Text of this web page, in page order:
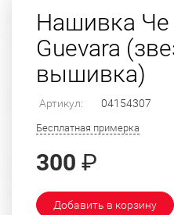
Нашивка Че
Guevara
вышивка)
Артикул: 04154307
Бесплатная примерка
300 ₽
Добавить в корзину